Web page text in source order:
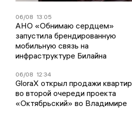
06/08 13:05
АНО «Обнимаю сердцем»
запустила брендированную
мобильную связь на
инфраструктуре Билайна
06/08 12:34
GloraX открыл продажи квартир
во второй очереди проекта
«Октябрьский» во Владимире